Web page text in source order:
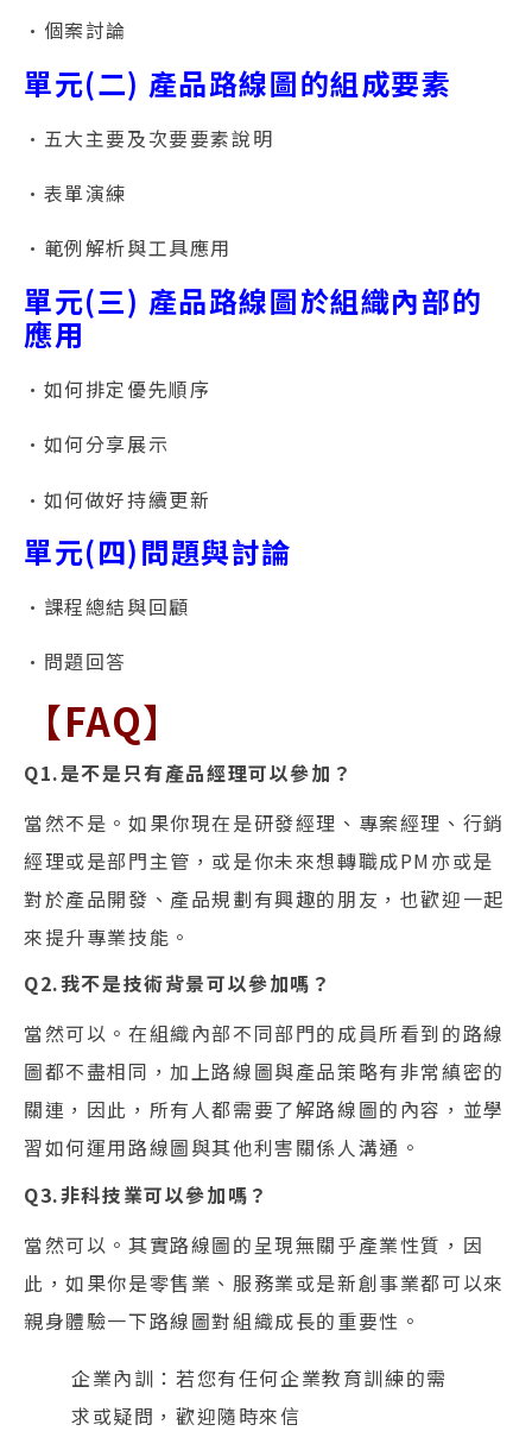
•個案討論
單元(二) 產品路線圖的組成要素
•五大主要及次要要素說明
•表單演練
•範例解析與工具應用
單元(三) 產品路線圖於組織內部的
應用
•如何排定優先順序
•如何分享展示
•如何做好持續更新
單元(四)問題與討論
•課程總結與回顧
•問題回答
【FAQ】
Q1.是不是只有產品經理可以參加？
當然不是。如果你現在是研發經理、專案經理、行銷
經理或是部門主管，或是你未來想轉職成PM亦或是
對於產品開發、產品規劃有興趣的朋友，也歡迎一起
來提升專業技能。
Q2.我不是技術背景可以參加嗎？
當然可以。在組織內部不同部門的成員所看到的路線
圖都不盡相同，加上路線圖與產品策略有非常縝密的
關連，因此，所有人都需要了解路線圖的內容，並學
習如何運用路線圖與其他利害關係人溝通。
Q3.非科技業可以參加嗎？
當然可以。其實路線圖的呈現無關乎產業性質，因
此，如果你是零售業、服務業或是新創事業都可以來
親身體驗一下路線圖對組織成長的重要性。
企業內訓：若您有任何企業教育訓練的需
求或疑問，歡迎隨時來信